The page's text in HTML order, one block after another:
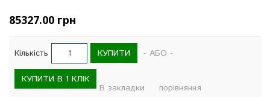
85327.00 грн
Кількість КУПИТИ - АБО -
КУПИТИ В 1 КЛІК
В закладки порівняння